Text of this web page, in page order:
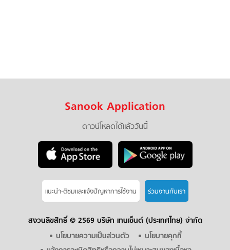
Sanook Application
ดาวน์โหลดได้แล้ววันนี้
แนะนำ-ติชมเเละแจ้งปัญหาการใช้งาน ร่วมงานกับเรา
สงวนลิขสิทธิ์ © 2569 บริษัท เทนเซ็นต์ (ประเทศไทย) จำกัด
นโยบายความเป็นส่วนตัว
นโยบายคุกกี้